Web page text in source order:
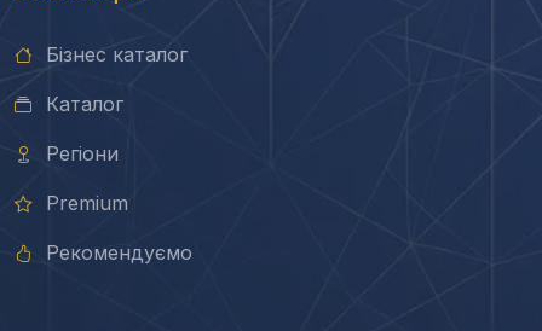
Бізнес каталог
Каталог
Регіони
Premium
Рекомендуємо